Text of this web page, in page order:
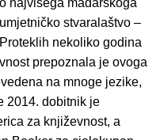
najvišega mađarskoga
stvaralaštvo –
nekoliko godina
prepoznala je ovoga
na mnoge jezike,
2014. dobitnik je
za književnost, a